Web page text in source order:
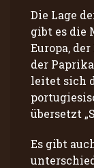
Die Lage
gibt es die
Europa,
der
leitet sich
übersetzt
Es gibt